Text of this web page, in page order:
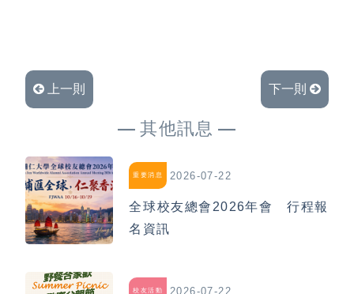
上一則 下一則
其他訊息
重要消息 2026-07-22
全球校友總會2026年會 行程報
名資訊
校友活動 2026-07-22